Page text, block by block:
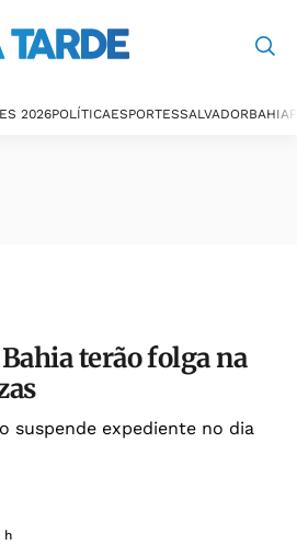
2026POLÍTICAESPORTESSALVADORBAHIA
terão folga na
suspende expediente no dia
h